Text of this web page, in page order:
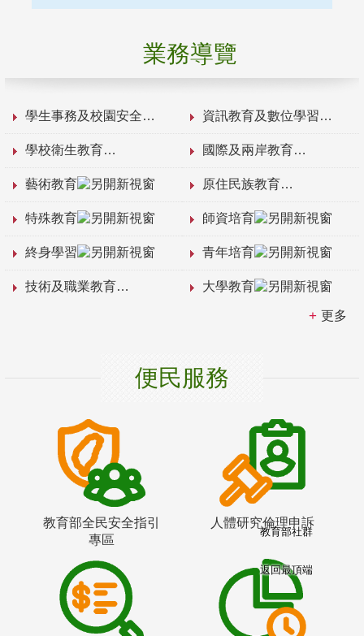
業務導覽
學生事務及校園安全 資訊教育及數位學習
學校衛生教育 國際及兩岸教育
藝術教育 原住民族教育
特殊教育 師資培育
終身學習 青年培育
技術及職業教育 大學教育
更多
便民服務
教育部全民安全指引
專區
人體研究倫理申訴
教育部社群
返回最頂端